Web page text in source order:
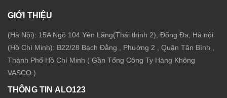
GIỚI THIỆU
(Hà Nội): 15A Ngõ 104 Yên Lãng(Thái thịnh 2), Đống Đa, Hà nội
(Hồ Chí Minh): B22/28 Bạch Đằng , Phường 2 , Quận Tân Bình ,
Thành Phố Hồ Chí Minh ( Gần Tổng Công Ty Hàng Không
VASCO )
THÔNG TIN ALO123